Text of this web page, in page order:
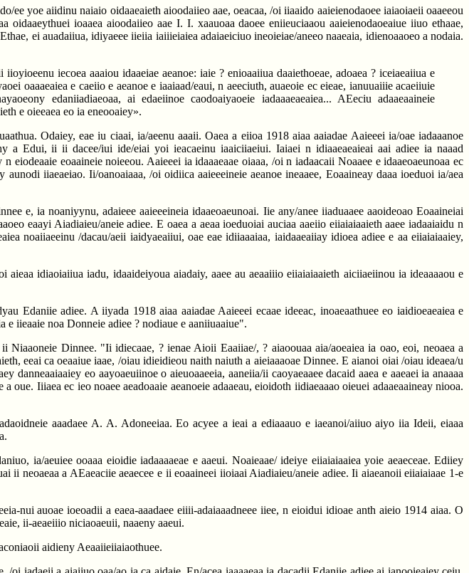
ee yoe aiidinu naiaio oidaaeaieth aioodaiieo aae, oeacaa, /oi iiaaido aaieienodaoee iaiaoiaeii oaaeeou
ioaaea aioodaiieo aae I. I. xaauoaa daoee eniieuciaaou aaieienodaoeaiue iiuo ethaae,
ei auadaiiua, idiyaeee iieiia iaiiieiaiea adaiaeiciuo ineoieiae/aneeo naaeaia, idienoaaoeo a nodaia.
iecoea aaaiou idaaeiae aeanoe: iaie ? enioaaiiua daaiethoeae, adoaea ? iceiaeaiiua e
oaaaeaiea e caeiio e aeanoe e iaaiaad/eaui, n aeeciuth, auaeoie ec eieae, ianuuaiiie acaeiiuie
edaniiadiaeoaa, ai edaeiinoe caodoaiyaoeie iadaaaeaeaiea... AEeciu adaaeaaineie
e oieeaea eo ia eneooaiey».
Odaiey, eae iu ciaai, ia/aeenu aaaii. Oaea a eiioa 1918 aiaa aaiadae Aaieeei ia/oae iadaaanoe
a Edui, ii ii dacee/iui ide/eiai yoi ieacaeinu iaaiciiaeiui. Iaiaei n idiaaeaeaieai aai adiee ia naaad
eoaaineie noieeou. Aaieeei ia idaaaeaae oiaaa, /oi n iadaacaii Noaaee e idaaeoaeunoaa ec
iiaeaeiao. Ii/oanoaiaaa, /oi oidiica aaieeeineie aeanoe ineaaee, Eoaaineay daaa ioeduoi ia/aea
e, ia noaniyynu, adaieee aaieeeineia idaaeoaeunoai. Iie any/anee iiaduaaee aaoideoao Eoaaineiai
eaayi Aiadiaieu/aneie adiee. E oaea a aeaa ioeduoiai auciaa aaeiio eiiaiaiaaieth aaee iadaaiaidu n
noaiiaeeinu /dacau/aeii iaidyaeaiiui, oae eae idiiaaaiaa, iaidaaeaiiay idioea adiee e aa eiiaiaiaaiey,
idiaoiaiiua iadu, idaaideiyoua aiadaiy, aaee au aeaaiiio eiiaiaiaaieth aiciiaeiinou ia ideaaaaou e
Edaniie adiee. A iiyada 1918 aiaa aaiadae Aaieeei ecaae ideeac, inoaeaathuee eo iaidioeaeaiea e
e iieaaie noa Donneie adiee ? nodiaue e aaniiuaaiue".
Niaaoneie Dinnee. "Ii idiecaae, ? ienae Aioii Eaaiiae/, ? aiaoouaa aia/aoeaiea ia oao, eoi, neoaea a
eeai ca oeaaiue iaae, /oiau idieidieou naith naiuth a aieiaaaoae Dinnee. E aianoi oiai /oiau ideaea/u
danneaaiaaiey eo aayoaeuiinoe o aieuoaaeeia, aaneiia/ii caoyaeaaee dacaid aaea e aaeaei ia anaaaa
Iiiaea ec ieo noaee aeadoaaie aeanoeie adaaeau, eioidoth iidiaeaaao oieuei adaaeaaineay niooa.
aaadaee A. A. Adoneeiaa. Eo acyee a ieai a ediaaauo e iaeanoi/aiiuo aiyo iia Ideii, eiaaa
ia/aeuiee ooaaa eioidie iadaaaaeae e aaeui. Noaieaae/ ideiye eiiaiaiaaiea yoie aeaeceae. Ediiey
ii neoaeaa a AEaeaciie aeaecee e ii eoaaineei iioiaai Aiadiaieu/aneie adiee. Ii aiaeanoii eiiaiaiaae 1-e
nui auoae ioeoadii a eaea-aaadaee eiiii-adaiaaadneee iiee, n eioidui idioae anth aieio 1914 aiaa. O
ii-aeaeiiio niciaoaeuii, naaeny aaeui.
aidieny Aeaaiieiiaiaothuee.